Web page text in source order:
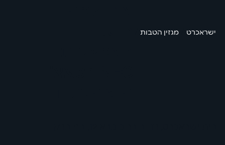
ישראכרט /מגזין הטבות